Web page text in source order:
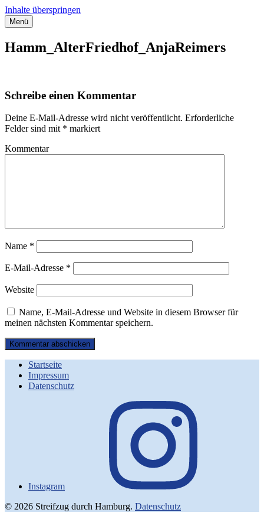
Inhalte überspringen
Streifzug durch Hamburg
Anja Reimers – Stadtführerin für Hamburg
Menü
Hamm_AlterFriedhof_AnjaReimers
Schreibe einen Kommentar
Deine E-Mail-Adresse wird nicht veröffentlicht. Erforderliche
Felder sind mit * markiert
Kommentar
Name *
E-Mail-Adresse *
Website
Name, E-Mail-Adresse und Website in diesem Browser für
meinen nächsten Kommentar speichern.
Startseite
Impressum
Datenschutz
Instagram
© 2026 Streifzug durch Hamburg. Datenschutz